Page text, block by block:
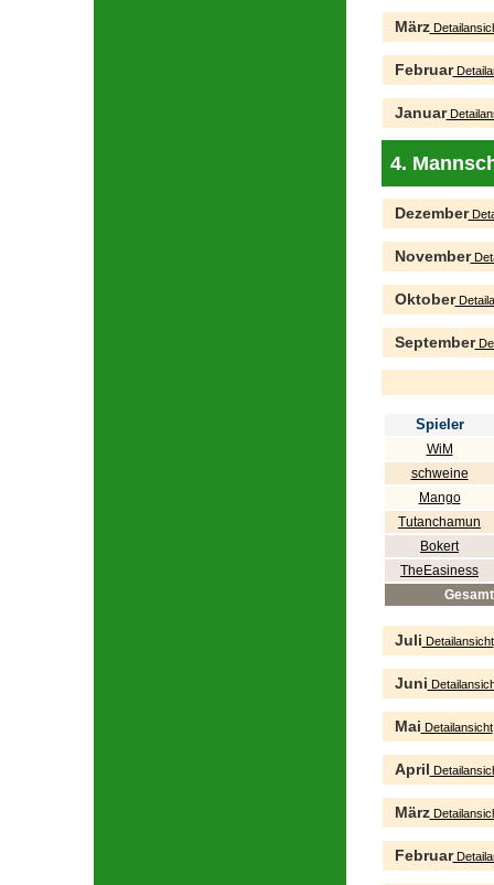
März
Februar
Januar
4.
Dezember
November
Oktober
September
Spieler
WiM
schweine
Mango
Tutanchamun
Bokert
TheEasiness
Gesamt
Juli Detailansicht
Juni
Mai Detailansicht
April
März
Februar